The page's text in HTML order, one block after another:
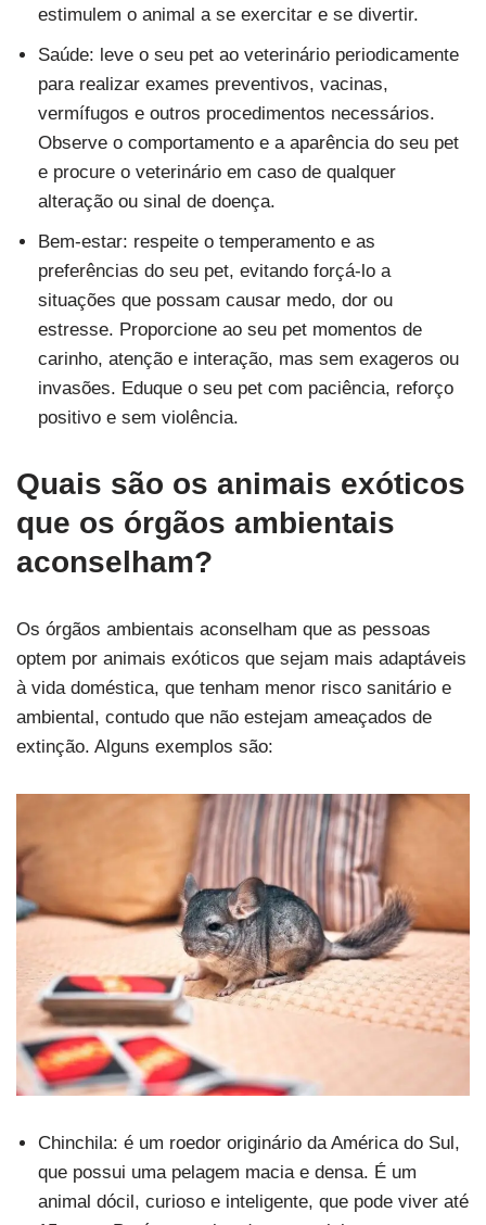
estimulem o animal a se exercitar e se divertir.
Saúde: leve o seu pet ao veterinário periodicamente
para realizar exames preventivos, vacinas,
vermífugos e outros procedimentos necessários.
Observe o comportamento e a aparência do seu pet
e procure o veterinário em caso de qualquer
alteração ou sinal de doença.
Bem-estar: respeite o temperamento e as
preferências do seu pet, evitando forçá-lo a
situações que possam causar medo, dor ou
estresse. Proporcione ao seu pet momentos de
carinho, atenção e interação, mas sem exageros ou
invasões. Eduque o seu pet com paciência, reforço
positivo e sem violência.
Quais são os animais exóticos
que os órgãos ambientais
aconselham?
Os órgãos ambientais aconselham que as pessoas
optem por animais exóticos que sejam mais adaptáveis
à vida doméstica, que tenham menor risco sanitário e
ambiental, contudo que não estejam ameaçados de
extinção. Alguns exemplos são:
Chinchila: é um roedor originário da América do Sul,
que possui uma pelagem macia e densa. É um
animal dócil, curioso e inteligente, que pode viver até